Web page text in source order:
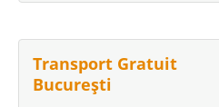
Transport Gratuit
București